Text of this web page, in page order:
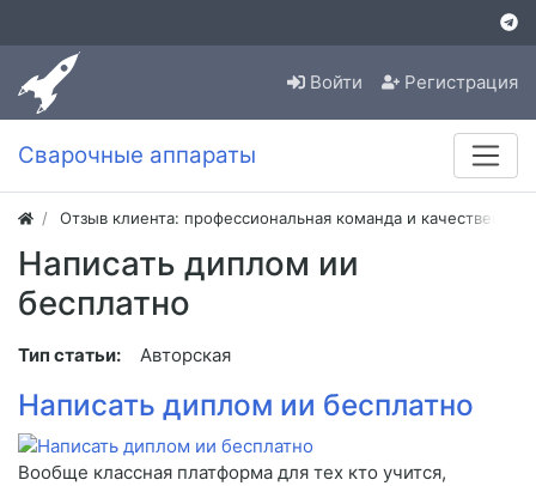
Войти Регистрация
Сварочные аппараты
Отзыв клиента: профессиональная команда и
Написать диплом ии
бесплатно
Тип статьи: Авторская
Написать диплом ии бесплатно
Вообще классная платформа для тех кто учится,